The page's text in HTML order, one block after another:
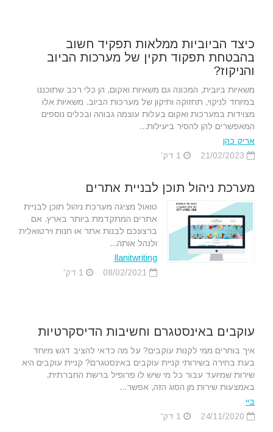
כיצד הביוביות ממלאות תפקיד חשוב
בהבטחת תפקוד תקין של מערכות הביוב
והניקוז?
משאיות ביובית, המכונה גם משאיות ואקום, הן כלי רכב שתוכננו
במיוחד לניקוי, תחזוקה ותיקון של מערכות הביוב. משאיות אלו
מצוידות במערכות ואקום בעלות עוצמה גבוהה ובכלים נוספים
המאפשרים להן להסיר ביעילות...
אריק כהן
מערכת ניהול תוכן לבניית אתרים
טואול מציגה מערכת ניהול תוכן לבניית
אתרים המתקדמת ביותר בארץ. אם
ברצונכם לבנות אתר או חנות וירטואלית
ולנהל אותה...
Ilanitwriting
עוקבים באינסטגרם וחשיבות הדיסקרטיות
איך בוחרים ממי לקנות עוקבים? על מה כדאי להציב דגש מיוחד
בעת בחירה בשירותי קניית עוקבים באינסטגרם? קניית עוקבים היא
שירות שמיועד עבור כל מי שיש לו פרופיל ברשת החברתית.
באמצעות שירות מן הסוג הזה, אפשר...
ביי